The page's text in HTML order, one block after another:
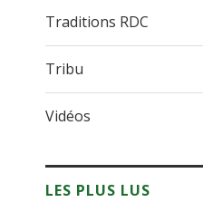
Traditions RDC
Tribu
Vidéos
LES PLUS LUS